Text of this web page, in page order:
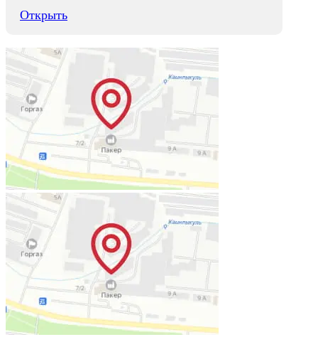
Открыть